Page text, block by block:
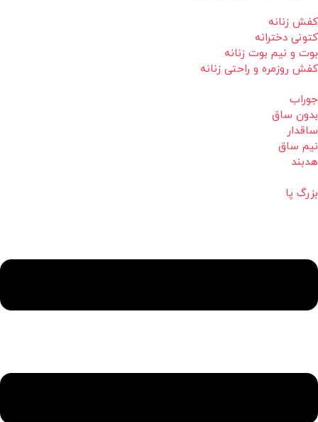
کفش زنانه
کتونی دخترانه
بوت و نیم بوت زنانه
کفش روزمره و راحتی زنانه
جوراب
بدون ساق
ساقدار
نیم ساق
هدبند
بزرگ پا